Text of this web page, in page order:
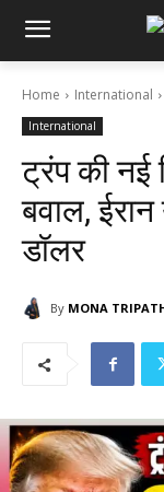
Home International
International
ट्रंप की नई
बवाल,
डॉलर
By MONA